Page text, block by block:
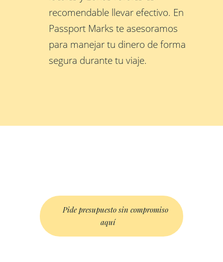
recomendable llevar efectivo. En
Passport Marks te asesoramos
para manejar tu dinero de forma
segura durante tu viaje.
Pide presupuesto sin compromiso
aquí